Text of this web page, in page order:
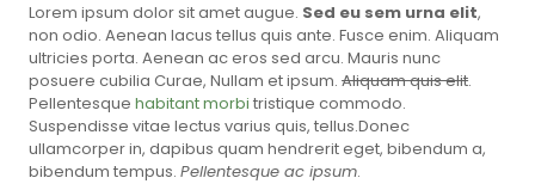
Lorem ipsum dolor sit amet augue. Sed eu sem urna elit,
non odio. Aenean lacus tellus quis ante. Fusce enim. Aliquam
ultricies porta. Aenean ac eros sed arcu. Mauris nunc
posuere cubilia Curae, Nullam et ipsum.Aliquam quis elit.
Pellentesquehabitant morbi tristique commodo.
Suspendisse vitae lectus varius quis, tellus.Donec
ullamcorper in, dapibus quam hendrerit eget, bibendum a,
bibendum tempus.Pellentesque ac ipsum.